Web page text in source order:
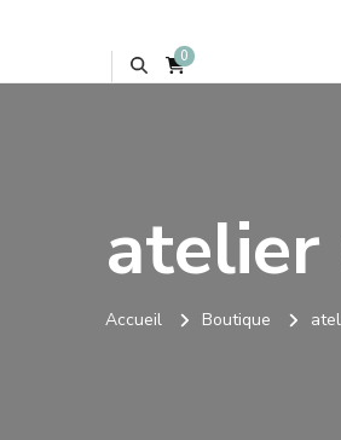
0
Accueil Boutique